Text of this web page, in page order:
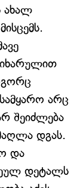
ახალ
არც
შეიძლება
დგას.
და
დეტალს